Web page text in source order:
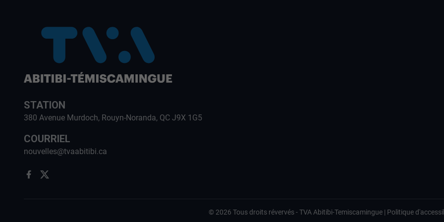
STATION
380 Avenue Murdoch, Rouyn-Noranda, QC J9X 1G5
COURRIEL
nouvelles@tvaabitibi.ca
© 2026 Tous droits révervés -TVA Abitibi-Temiscamingue | Politique